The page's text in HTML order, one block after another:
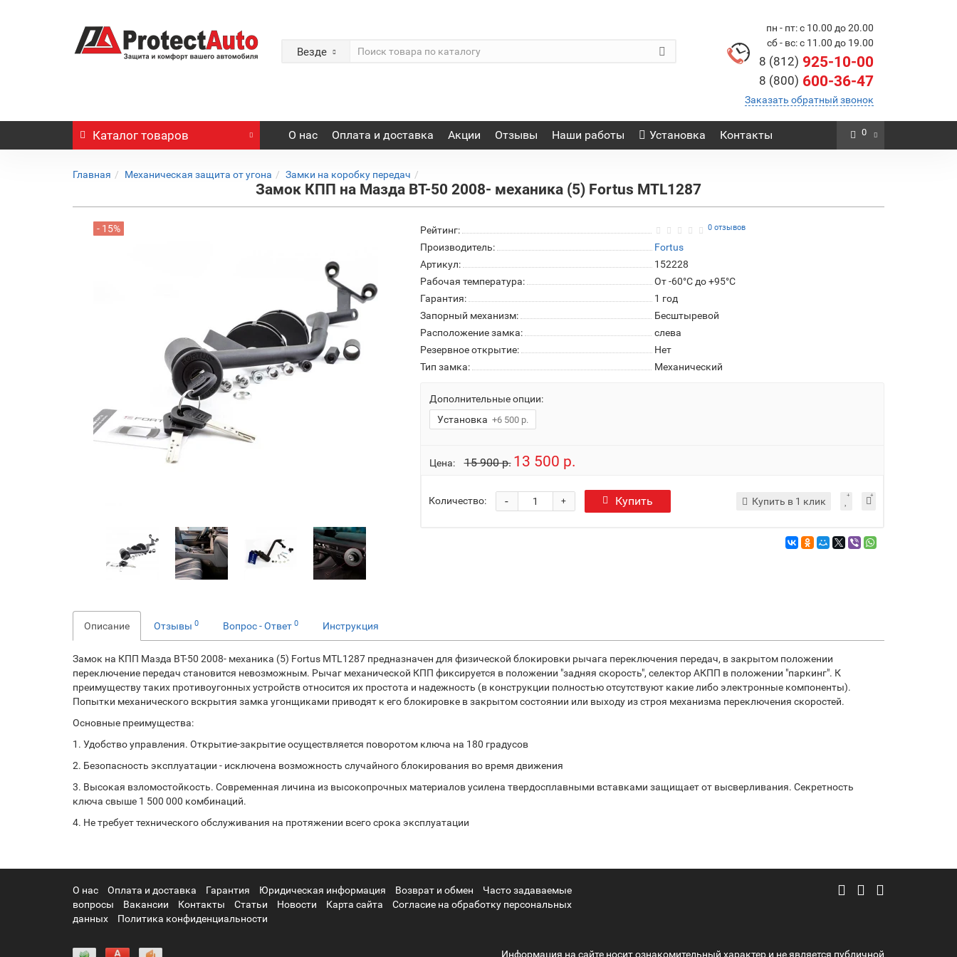
Везде
пн - пт: с 10.00 до 20.00
сб - вс: с 11.00 до 19.00
8 (812) 925-10-00
8 (800) 600-36-47
Заказать обратный звонок
Каталог товаров О нас Оплата и доставка Акции Отзывы Наши работы Установка Контакты 0
Главная Механическая защита от угона Замки на коробку передач
Замок КПП на Мазда BT-50 2008- механика (5) Fortus MTL1287
- 15% Рейтинг: 0 отзывов
Производитель:
Fortus
Артикул:
152228
Рабочая температура:
От -60°C до +95°C
Гарантия:
1 год
Запорный механизм:
Бесштыревой
Расположение замка:
слева
Резервное открытие:
Нет
Тип замка:
Механический
Дополнительные опции:
Установка +6 500 р.
Цена: 15 900 р. 13 500 р.
Количество: +
- Купить Купить в 1 клик
Описание Отзывы 0 Вопрос - Ответ 0 Инструкция
Замок на КПП Мазда BT-50 2008- механика (5) Fortus MTL1287 предназначен для физической блокировки рычага переключения передач, в закрытом положении
переключение передач становится невозможным. Рычаг механической КПП фиксируется в положении "задняя скорость", селектор АКПП в положении "паркинг". К
преимуществу таких противоугонных устройств относится их простота и надежность (в конструкции полностью отсутствуют какие либо электронные компоненты).
Попытки механического вскрытия замка угонщиками приводят к его блокировке в закрытом состоянии или выходу из строя механизма переключения скоростей.
Основные преимущества:
1. Удобство управления. Открытие-закрытие осуществляется поворотом ключа на 180 градусов
2. Безопасность эксплуатации - исключена возможность случайного блокирования во время движения
3. Высокая взломостойкость. Современная личина из высокопрочных материалов усилена твердосплавными вставками защищает от высверливания. Секретность
ключа свыше 1 500 000 комбинаций.
4. Не требует технического обслуживания на протяжении всего срока эксплуатации
О нас Оплата и доставка Гарантия Юридическая информация Возврат и обмен
Часто задаваемые
вопросы
Вакансии Контакты Статьи Новости Карта сайта
Согласие на обработку персональных
данных
Политика конфиденциальности
Информация на сайте носит ознакомительный характер и не является публичной